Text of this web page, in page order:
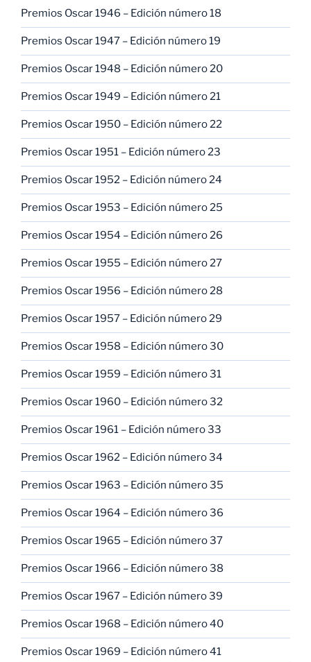
Premios Oscar 1946 – Edición número 18
Premios Oscar 1947 – Edición número 19
Premios Oscar 1948 – Edición número 20
Premios Oscar 1949 – Edición número 21
Premios Oscar 1950 – Edición número 22
Premios Oscar 1951 – Edición número 23
Premios Oscar 1952 – Edición número 24
Premios Oscar 1953 – Edición número 25
Premios Oscar 1954 – Edición número 26
Premios Oscar 1955 – Edición número 27
Premios Oscar 1956 – Edición número 28
Premios Oscar 1957 – Edición número 29
Premios Oscar 1958 – Edición número 30
Premios Oscar 1959 – Edición número 31
Premios Oscar 1960 – Edición número 32
Premios Oscar 1961 – Edición número 33
Premios Oscar 1962 – Edición número 34
Premios Oscar 1963 – Edición número 35
Premios Oscar 1964 – Edición número 36
Premios Oscar 1965 – Edición número 37
Premios Oscar 1966 – Edición número 38
Premios Oscar 1967 – Edición número 39
Premios Oscar 1968 – Edición número 40
Premios Oscar 1969 – Edición número 41